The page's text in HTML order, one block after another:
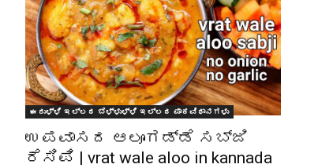
ಈರುಳ್ಳಿ ಇಲ್ಲದ ಬೆಳ್ಳುಳ್ಳಿ ಇಲ್ಲದ ಪಾಕವಿಧಾನಗಳು
ಉಪವಾಸದ ಆಲೂಗಡ್ಡೆ ಸಬ್ಜಿ
ರೆಸಿಪಿ | vrat wale aloo in kannada